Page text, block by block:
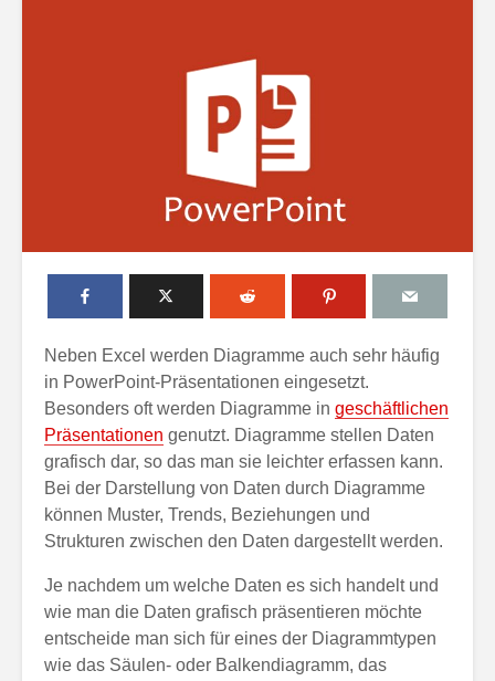
Neben Excel werden Diagramme auch sehr häufig
in PowerPoint-Präsentationen eingesetzt.
Besonders oft werden Diagramme in geschäftlichen
Präsentationen genutzt. Diagramme stellen Daten
grafisch dar, so das man sie leichter erfassen kann.
Bei der Darstellung von Daten durch Diagramme
können Muster, Trends, Beziehungen und
Strukturen zwischen den Daten dargestellt werden.
Je nachdem um welche Daten es sich handelt und
wie man die Daten grafisch präsentieren möchte
entscheide man sich für eines der Diagrammtypen
wie das Säulen- oder Balkendiagramm, das